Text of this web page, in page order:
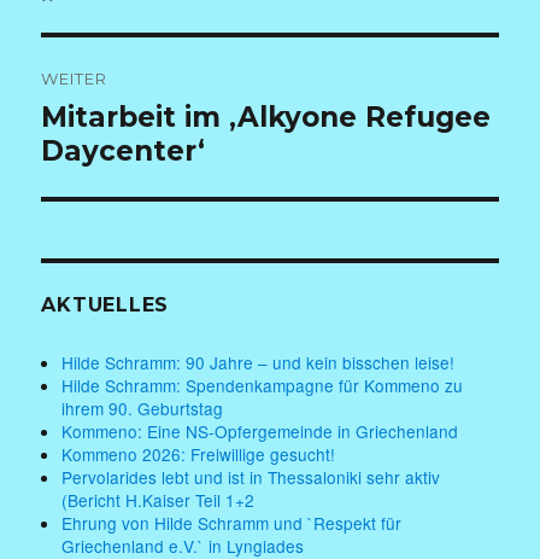
WEITER
Nächster
Beitrag:
Mitarbeit im ‚Alkyone Refugee
Daycenter‘
AKTUELLES
Hilde Schramm: 90 Jahre – und kein bisschen leise!
Hilde Schramm: Spendenkampagne für Kommeno zu
ihrem 90. Geburtstag
Kommeno: Eine NS-Opfergemeinde in Griechenland
Kommeno 2026: Freiwillige gesucht!
Pervolarides lebt und ist in Thessaloniki sehr aktiv
(Bericht H.Kaiser Teil 1+2
Ehrung von Hilde Schramm und `Respekt für
Griechenland e.V.` in Lyngiades